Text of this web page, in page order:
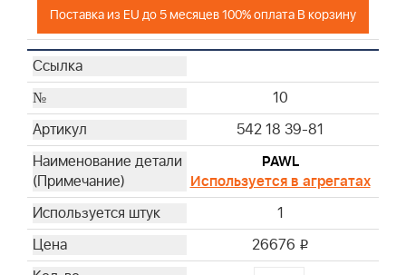
Поставка из EU до 5 месяцев 100% оплата В корзину
10
542 18 39-81
PAWL
Используется в агрегатах
1
26676 i